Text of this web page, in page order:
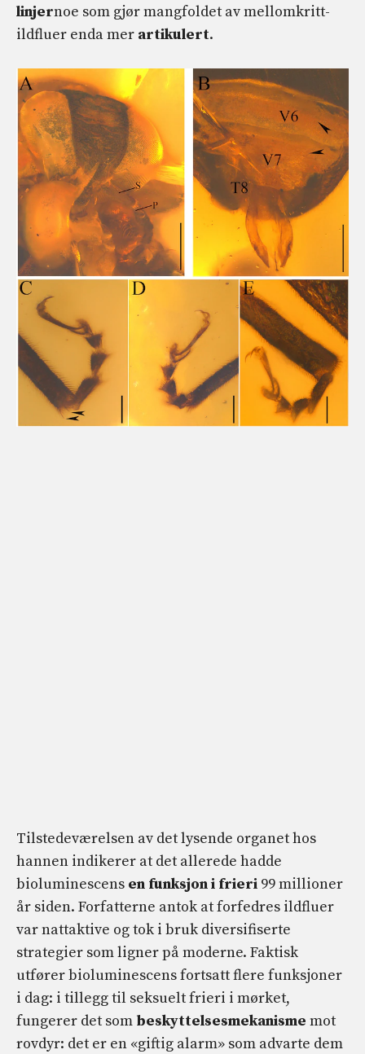
linjernoe som gjør mangfoldet av mellomkritt-
ildfluer enda mer artikulert.
Tilstedeværelsen av det lysende organet hos
hannen indikerer at det allerede hadde
bioluminescens en funksjon i frieri 99 millioner
år siden. Forfatterne antok at forfedres ildfluer
var nattaktive og tok i bruk diversifiserte
strategier som ligner på moderne. Faktisk
utfører bioluminescens fortsatt flere funksjoner
i dag: i tillegg til seksuelt frieri i mørket,
fungerer det som beskyttelsesmekanisme mot
rovdyr: det er en «giftig alarm» som advarte dem